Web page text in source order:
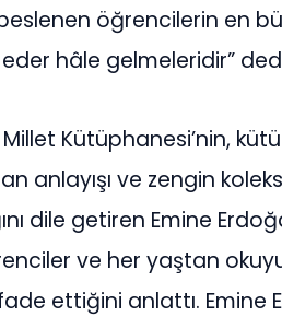
öğrencilerin en
hâle gelmeleridir”
Millet Kütüphanesi’nin,
anlayışı ve zengin
dile getiren Emine
ve her yaştan
ettiğini anlattı. Emine